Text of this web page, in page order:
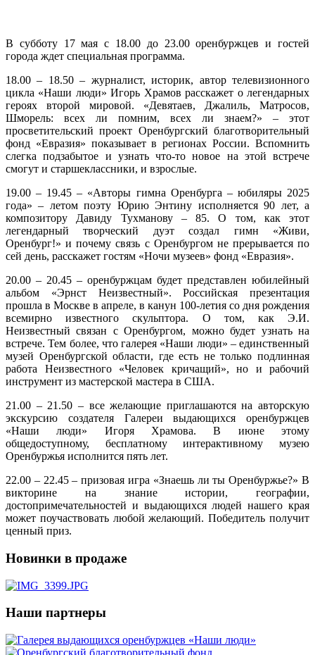
В субботу 17 мая с 18.00 до 23.00 оренбуржцев и гостей
города ждет специальная программа.
18.00 – 18.50 – журналист, историк, автор телевизионного
цикла «Наши люди» Игорь Храмов расскажет о легендарных
героях второй мировой. «Девятаев, Джалиль, Матросов,
Шморель: всех ли помним, всех ли знаем?» – этот
просветительский проект Оренбургский благотворительный
фонд «Евразия» показывает в регионах России. Вспомнить
слегка подзабытое и узнать что-то новое на этой встрече
смогут и старшеклассники, и взрослые.
19.00 – 19.45 – «Авторы гимна Оренбурга – юбиляры 2025
года» – летом поэту Юрию Энтину исполняется 90 лет, а
композитору Давиду Тухманову – 85. О том, как этот
легендарный творческий дуэт создал гимн «Живи,
Оренбург!» и почему связь с Оренбургом не прерывается по
сей день, расскажет гостям «Ночи музеев» фонд «Евразия».
20.00 – 20.45 – оренбуржцам будет представлен юбилейный
альбом «Эрнст Неизвестный». Российская презентация
прошла в Москве в апреле, в канун 100-летия со дня рождения
всемирно известного скульптора. О том, как Э.И.
Неизвестный связан с Оренбургом, можно будет узнать на
встрече. Тем более, что галерея «Наши люди» – единственный
музей Оренбургской области, где есть не только подлинная
работа Неизвестного «Человек кричащий», но и рабочий
инструмент из мастерской мастера в США.
21.00 – 21.50 – все желающие приглашаются на авторскую
экскурсию создателя Галереи выдающихся оренбуржцев
«Наши люди» Игоря Храмова. В июне этому
общедоступному, бесплатному интерактивному музею
Оренбуржья исполнится пять лет.
22.00 – 22.45 – призовая игра «Знаешь ли ты Оренбуржье?» В
викторине на знание истории, географии,
достопримечательностей и выдающихся людей нашего края
может поучаствовать любой желающий. Победитель получит
ценный приз.
Новинки в продаже
Наши партнеры